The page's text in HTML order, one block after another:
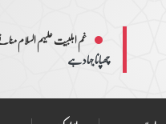
غم اہلبیت علیہم السلام
چھپانا جہاد ہے